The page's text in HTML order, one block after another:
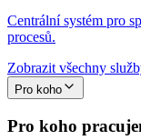
Centrální systém pro
procesů.
Zobrazit všechny
Pro koho
Pro koho